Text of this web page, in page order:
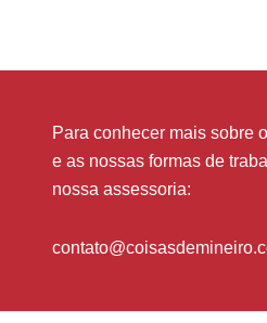
Para conhecer mais sobre
e as nossas formas de
nossa assessoria: